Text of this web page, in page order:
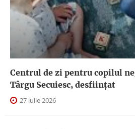
Centrul de zi pentru copilul
Târgu Secuiesc, desfiinţat
27 iulie 2026